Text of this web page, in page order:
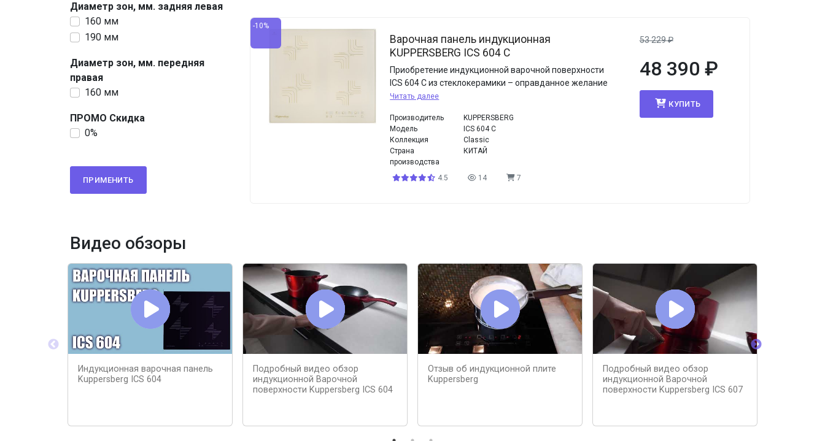
Диаметр зон, мм. задняя левая
160 мм
190 мм
Диаметр зон, мм. передняя
правая
160 мм
ПРОМО Скидка
0%
ПРИМЕНИТЬ
-10%
Варочная панель индукционная
KUPPERSBERG ICS 604 C
Приобретение индукционной варочной поверхности
ICS 604 С из стеклокерамики – оправданное желание
Читать далее
Производитель
KUPPERSBERG
Модель
ICS 604 C
Коллекция
Classic
Страна
производства
КИТАЙ
4.5 14 7
53 229₽
48 390 ₽
КУПИТЬ
Видео обзоры
Индукционная варочная панель
Kuppersberg ICS 604
Подробный видео обзор
индукционной Варочной
поверхности Kuppersberg ICS 604
Отзыв об индукционной плите
Kuppersberg
Подробный видео обзор
индукционной Варочной
поверхности Kuppersberg ICS 607